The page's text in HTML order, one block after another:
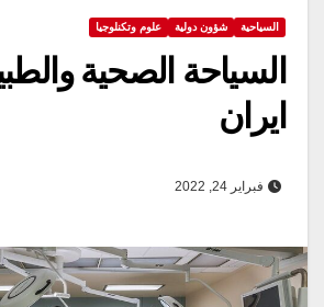
السياحية شؤون دولية علوم وتكنلوجيا
السیاحة الصحیة
ایران
فبراير 24, 2022